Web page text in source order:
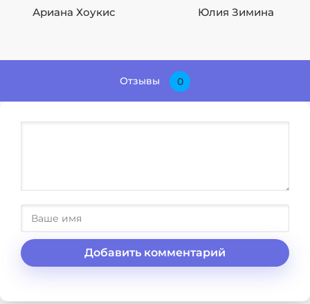
Ариана Хоукис Юлия Зимина
Отзывы 0
Добавить комментарий